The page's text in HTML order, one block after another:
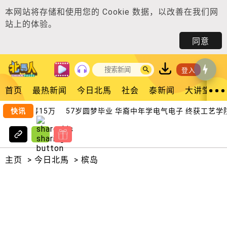
本网站将存储和使用您的 Cookie 数据，以改善在我们网
站上的体验。
同意
登入
首页 最热新闻 今日北馬 社会 泰新闻 大讲堂
快讯
之家冀筹15万 57岁圆梦毕业 华裔中年学电气电子 终获工艺学院
主页 > 今日北馬 > 槟岛